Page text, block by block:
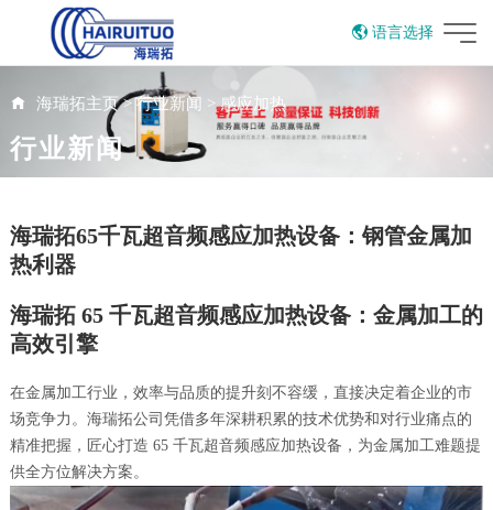
语言选择
海瑞拓主页>行业新闻 >感应加热
行业新闻
海瑞拓65千瓦超音频感应加热设备：钢管金属加
热利器
海瑞拓 65 千瓦超音频感应加热设备：金属加工的
高效引擎
在金属加工行业，效率与品质的提升刻不容缓，直接决定着企业的市
场竞争力。海瑞拓公司凭借多年深耕积累的技术优势和对行业痛点的
精准把握，匠心打造 65 千瓦超音频感应加热设备，为金属加工难题提
供全方位解决方案。